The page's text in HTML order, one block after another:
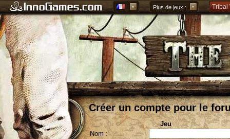
Plus de jeux : Tribal
Créer un compte pour le
Jeu
Nom :